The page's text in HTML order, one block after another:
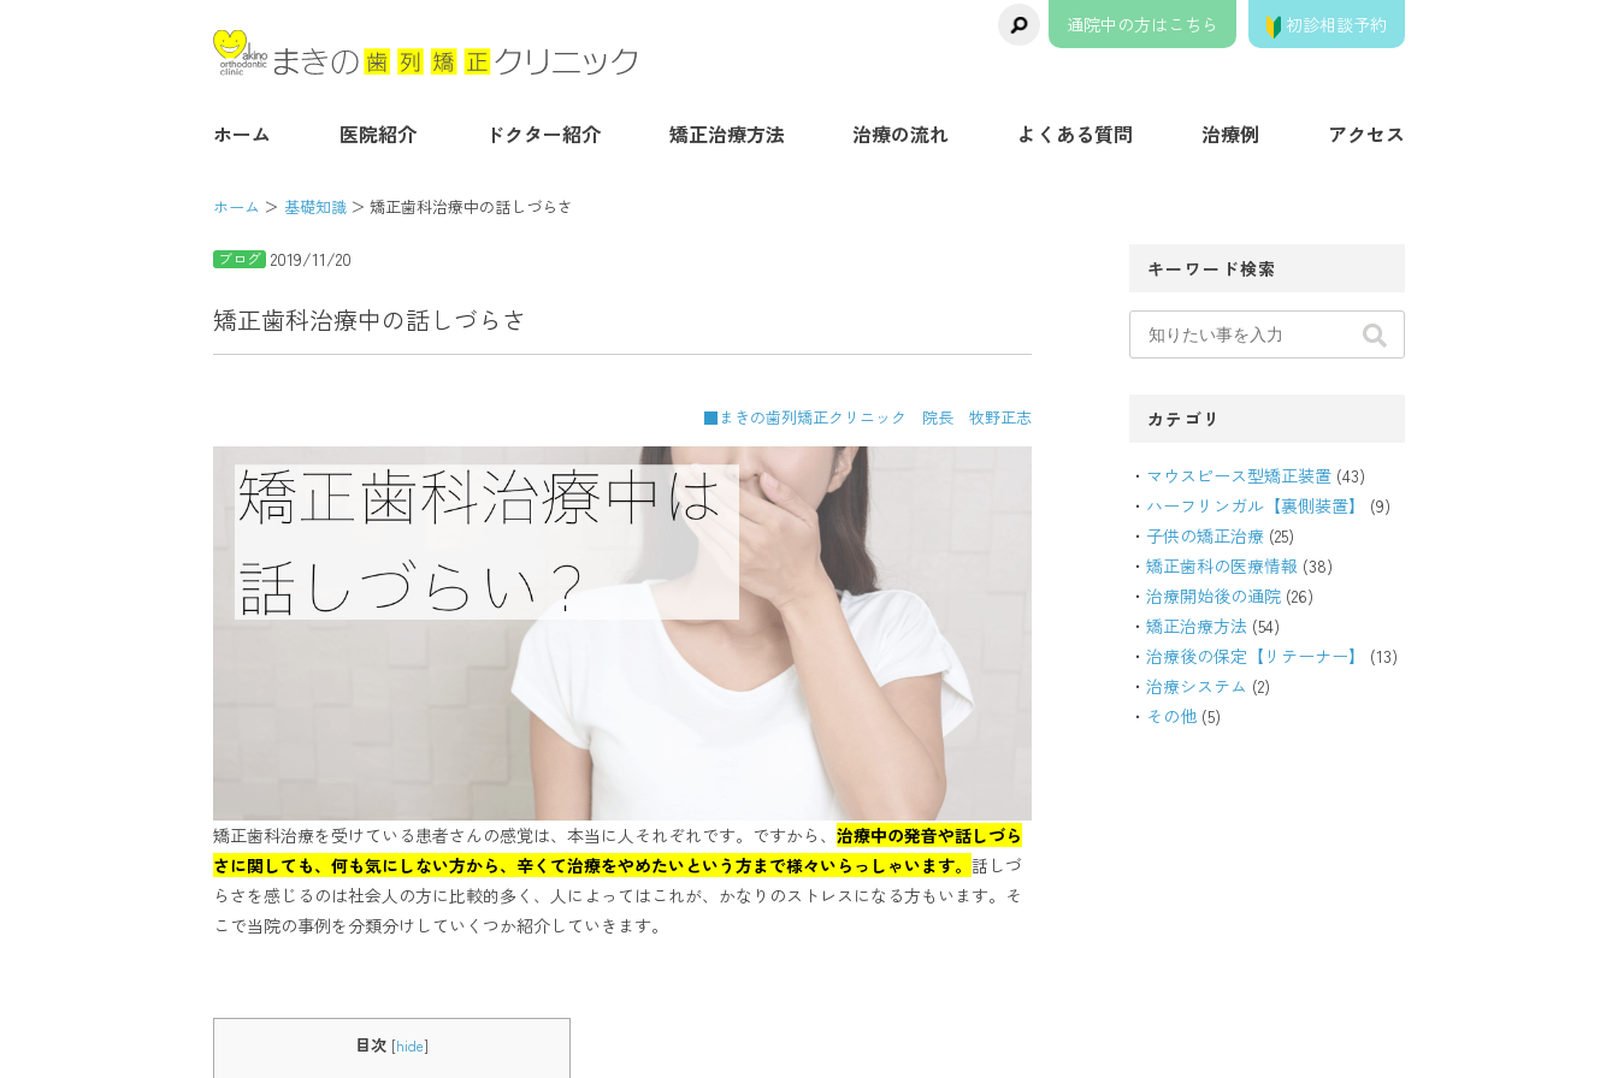
通院中の方はこちら 初診相談予約
ホーム 医院紹介 ドクター紹介 矯正治療方法 治療の流れ よくある質問 治療例 アクセス
ホーム 基礎知識 矯正歯科治療中の話しづらさ
ブログ 2019/11/20
矯正歯科治療中の話しづらさ
■まきの歯列矯正クリニック 院長 牧野正志
矯正歯科治療を受けている患者さんの感覚は、本当に人それぞれです。ですから、 治療中の発音や話しづら
さに関しても、何も気にしない方から、辛くて治療をやめたいという方まで様々いらっしゃいます。 話しづ
らさを感じるのは社会人の方に比較的多く、人によってはこれが、かなりのストレスになる方もいます。そ
こで当院の事例を分類分けしていくつか紹介していきます。
目次 [hide]
キーワード検索
カテゴリ
マウスピース型矯正装置 (43)
ハーフリンガル【裏側装置】
(9)
子供の矯正治療 (25)
矯正歯科の医療情報 (38)
治療開始後の通院 (26)
矯正治療方法 (54)
治療後の保定【リテーナー】
(13)
治療システム (2)
その他 (5)